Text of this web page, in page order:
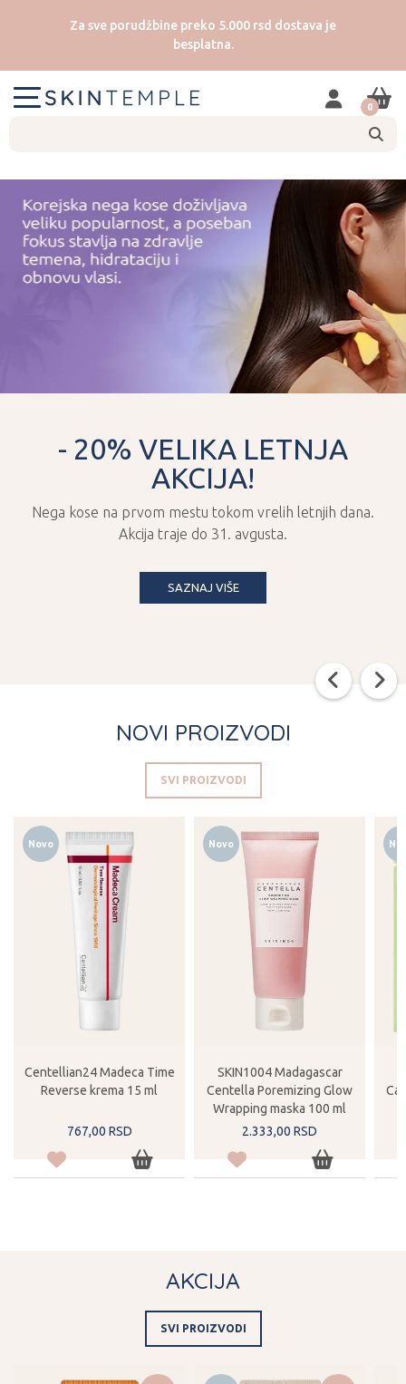
Za sve porudžbine preko 5.000 rsd dostava je
besplatna.
0
- 20% VELIKA LETNJA
AKCIJA!
Nega kose na prvom mestu tokom vrelih letnjih dana.
Akcija traje do 31. avgusta.
SAZNAJ VIŠE
NOVI PROIZVODI
SVI PROIZVODI
Novo
Centellian24 Madeca Time
Reverse krema 15 ml
767,00 RSD
Novo
SKIN1004 Madagascar
Centella Poremizing Glow
Wrapping maska 100 ml
2.333,00 RSD
AKCIJA
SVI PROIZVODI